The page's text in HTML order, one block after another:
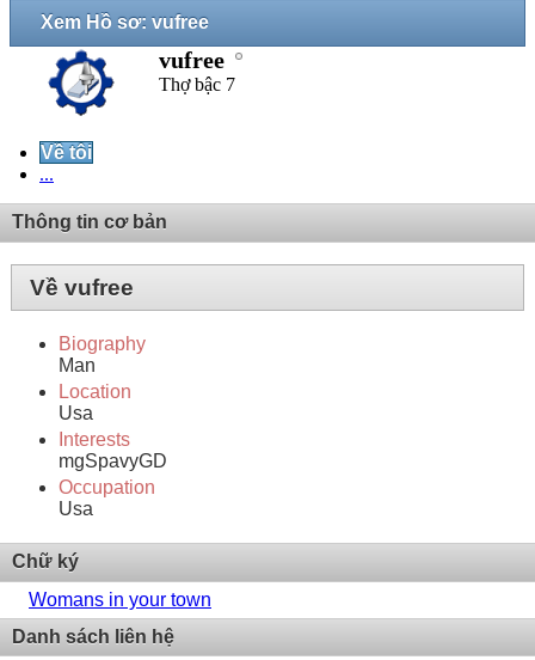
Xem Hồ sơ: vufree
vufree
Thợ bậc 7
Về tôi
...
Thông tin cơ bản
Về vufree
Biography
Man
Location
Usa
Interests
mgSpavyGD
Occupation
Usa
Chữ ký
Womans in your town
Danh sách liên hệ